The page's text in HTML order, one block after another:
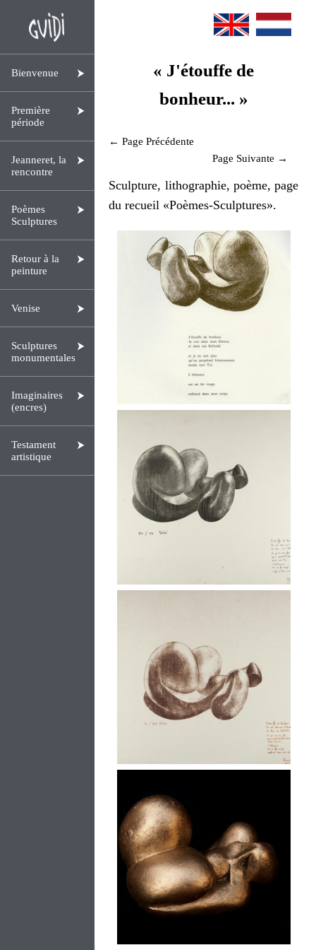
Bienvenue
Première
période
Jeanneret, la
rencontre
Poèmes
Sculptures
Retour à la
peinture
Venise
Sculptures
monumentales
Imaginaires
(encres)
Testament
artistique
« J'étouffe de
bonheur... »
← Page Précédente
Page Suivante →
Sculpture, lithographie, poème, page
du recueil «Poèmes-Sculptures».